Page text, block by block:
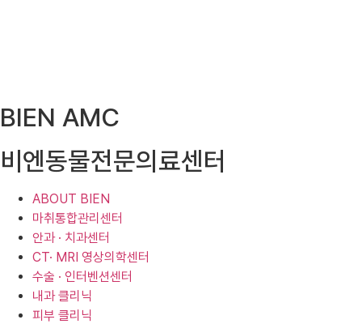
BIEN AMC
비엔동물전문의료센터
ABOUT BIEN
마취통합관리센터
안과 · 치과센터
CT· MRI 영상의학센터
수술 · 인터벤션센터
내과 클리닉
피부 클리닉